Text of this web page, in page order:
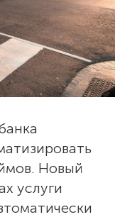
Новый
услуги